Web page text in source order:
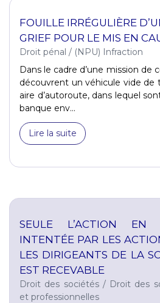
FOUILLE IRRÉGULIÈRE
GRIEF POUR LE MIS EN
Droit pénal / (NPU) Infraction
Dans le cadre d’une mission de
découvrent un véhicule vide de
aire d’autoroute, dans lequel
banque env...
Lire la suite
SEULE L’ACTION EN
INTENTÉE PAR LES
LES DIRIGEANTS DE LA
EST RECEVABLE
Droit des sociétés/ Droit des
et professionnelles